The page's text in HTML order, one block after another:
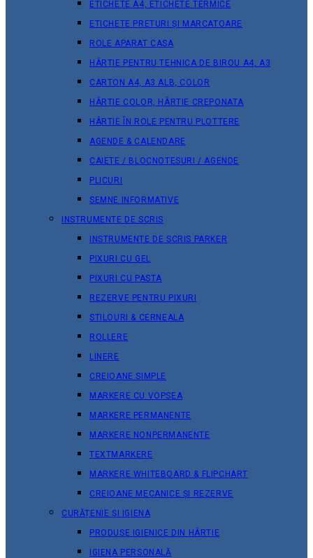
ETICHETE A4, ETICHETE TERMICE
ETICHETE PRETURI ȘI MARCATOARE
ROLE APARAT CASA
HÂRTIE PENTRU TEHNICA DE BIROU A4, A3
CARTON A4, A3 ALB, COLOR
HÂRTIE COLOR, HÂRTIE CREPONATA
HÂRTIE ÎN ROLE PENTRU PLOTTERE
AGENDE & CALENDARE
CAIETE / BLOCNOTESURI / AGENDE
PLICURI
SEMNE INFORMATIVE
INSTRUMENTE DE SCRIS
INSTRUMENTE DE SCRIS PARKER
PIXURI CU GEL
PIXURI CU PASTA
REZERVE PENTRU PIXURI
STILOURI & СERNEALA
ROLLERE
LINERE
CREIOANE SIMPLE
MARKERE CU VOPSEA
MARKERE PERMANENTE
MARKERE NONPERMANENTE
TEXTMARKERE
MARKERE WHITEBOARD & FLIPCHART
CREIOANE MECANICE ȘI REZERVE
CURĂȚENIE ȘI IGIENA
PRODUSE IGIENICE DIN HÂRTIE
IGIENA PERSONALĂ